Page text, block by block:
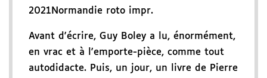
2021 Normandie roto impr.
Avant d'écrire, Guy Boley a lu, énormément,
en vrac et à l'emporte-pièce, comme tout
autodidacte. Puis, un jour, un livre de Pierre